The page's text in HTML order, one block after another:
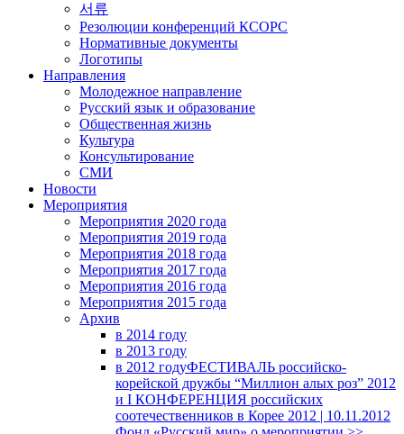
서류
Резолюции конференций КСОРС
Нормативные документы
Логотипы
Направления
Молодежное направление
Русский язык и образование
Общественная жизнь
Культура
Консультирование
СМИ
Новости
Мероприятия
Мероприятия 2020 года
Мероприятия 2019 года
Мероприятия 2018 годa
Мероприятия 2017 года
Мероприятия 2016 года
Мероприятия 2015 года
Архив
в 2014 году
в 2013 году
в 2012 годуФЕСТИВАЛЬ российско-
корейской дружбы “Миллион алых роз” 2012
и I КОНФЕРЕНЦИЯ российских
соотечественников в Корее 2012 | 10.11.2012